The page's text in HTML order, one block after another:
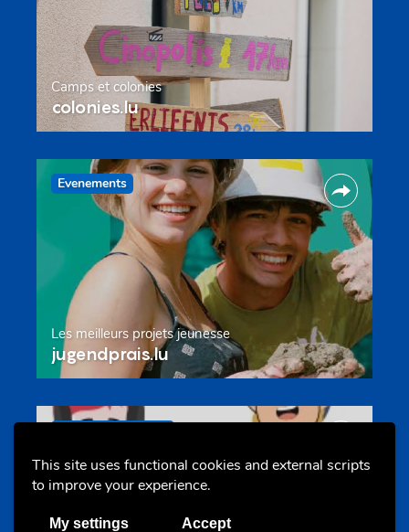
This site uses functional cookies and external scripts
to improve your experience.
My settings Accept
Camps et colonies
colonies.lu
Evenements
Les meilleurs projets jeunesse
jugendprais.lu